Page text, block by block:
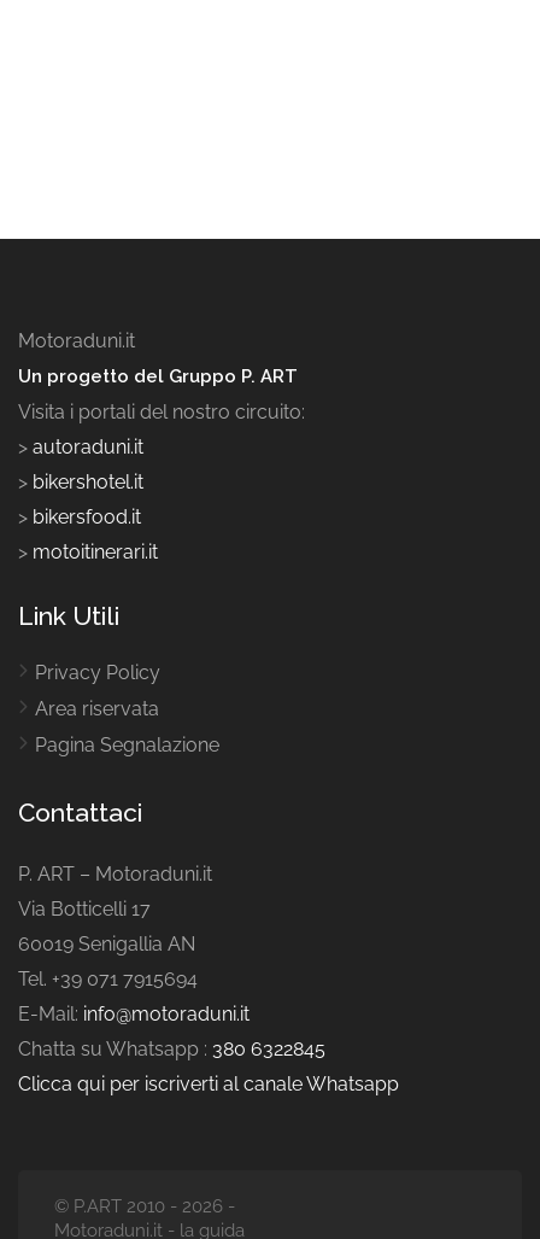
Motoraduni.it
Un progetto del Gruppo P. ART
Visita i portali del nostro circuito:
> autoraduni.it
> bikershotel.it
> bikersfood.it
> motoitinerari.it
Link Utili
Privacy Policy
Area riservata
Pagina Segnalazione
Contattaci
P. ART – Motoraduni.it
Via Botticelli 17
60019 Senigallia AN
Tel. +39 071 7915694
E-Mail: info@motoraduni.it
Chatta su Whatsapp : 380 6322845
Clicca qui per iscriverti al canale Whatsapp
© P.ART 2010 - 2026 -
Motoraduni.it - la guida